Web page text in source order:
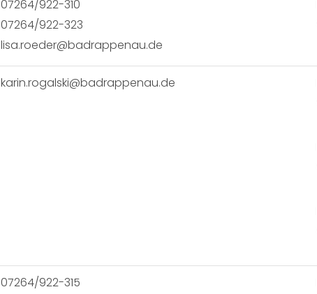
07264/922-310
07264/922-323
lisa.roeder@badrappenau.de
karin.rogalski@badrappenau.de
07264/922-315